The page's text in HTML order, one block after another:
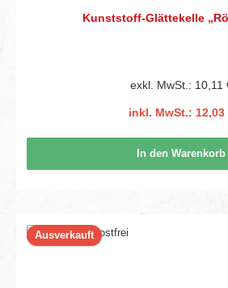
Kunststoff-Glättekelle
exkl. MwSt.: 10,11
inkl. MwSt.: 12,03
In den Warenkorb
Ausverkauft